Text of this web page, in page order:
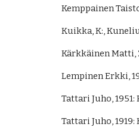
Kemppainen
Kuikka, K:,
Kärkkäinen Matti,
Lempinen Erkki,
Tattari Juho,
Tattari Juho,